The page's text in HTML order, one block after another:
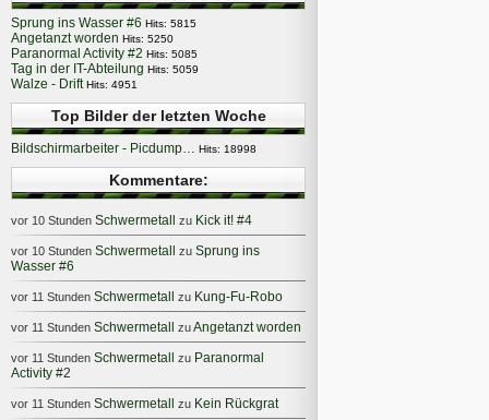
Sprung ins Wasser #6 Hits: 5815
Angetanzt worden Hits: 5250
Paranormal Activity #2 Hits: 5085
Tag in der IT-Abteilung Hits: 5059
Walze - Drift Hits: 4951
Top Bilder der letzten Woche
Bildschirmarbeiter - Picdump… Hits: 18998
Kommentare:
vor 10 Stunden Schwermetall zu Kick it! #4
vor 10 Stunden Schwermetall zu Sprung ins
Wasser #6
vor 11 Stunden Schwermetall zu Kung-Fu-Robo
vor 11 Stunden Schwermetall zuAngetanzt worden
vor 11 Stunden Schwermetall zu Paranormal
Activity #2
vor 11 Stunden Schwermetall zu Kein Rückgrat